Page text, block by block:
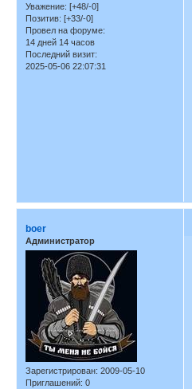
Уважение: [+48/-0]
Позитив: [+33/-0]
Провел на форуме:
14 дней 14 часов
Последний визит:
2025-05-06 22:07:31
boer
Администратор
Зарегистрирован: 2009-05-10
Приглашений: 0